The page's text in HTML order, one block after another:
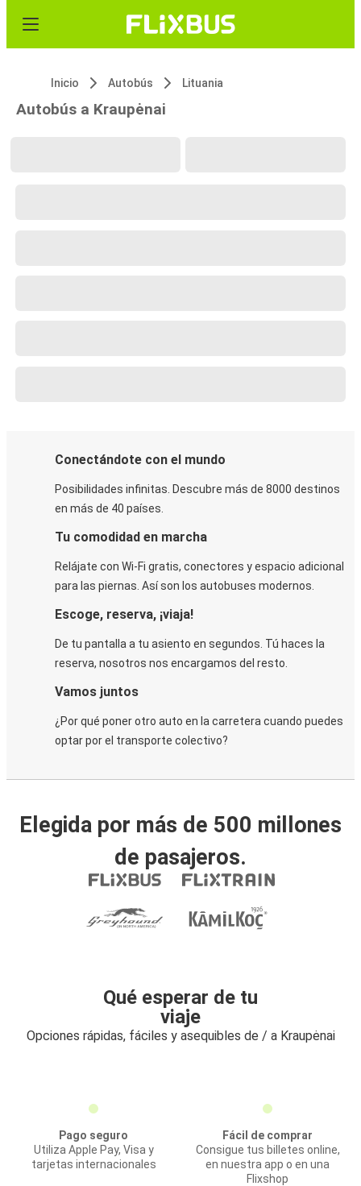
Inicio Autobús Lituania
Autobús a Kraupėnai
Conectándote con el mundo
Posibilidades infinitas. Descubre más de 8000 destinos
en más de 40 países.
Tu comodidad en marcha
Relájate con Wi-Fi gratis, conectores y espacio adicional
para las piernas. Así son los autobuses modernos.
Escoge, reserva, ¡viaja!
De tu pantalla a tu asiento en segundos. Tú haces la
reserva, nosotros nos encargamos del resto.
Vamos juntos
¿Por qué poner otro auto en la carretera cuando puedes
optar por el transporte colectivo?
Elegida por más de 500 millones
de pasajeros.
Qué esperar de tu
viaje
Opciones rápidas, fáciles y asequibles de / a Kraupėnai
Pago seguro
Utiliza Apple Pay, Visa y
tarjetas internacionales
Fácil de comprar
Consigue tus billetes online,
en nuestra app o en una
Flixshop